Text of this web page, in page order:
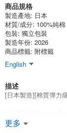
商品規格
製造產地: 日本
材質/成分: 100%純棉
包裝: 獨立包裝
製造年份: 2026
商品標籤: 附標籤
English
描述
[日本製造][棉質彈力
日本製造][純棉彈力
更多